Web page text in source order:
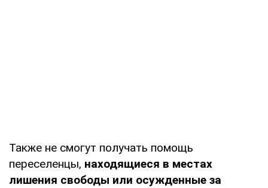
Также не смогут получать помощь
переселенцы, находящиеся в местах
лишения свободы или осужденные за